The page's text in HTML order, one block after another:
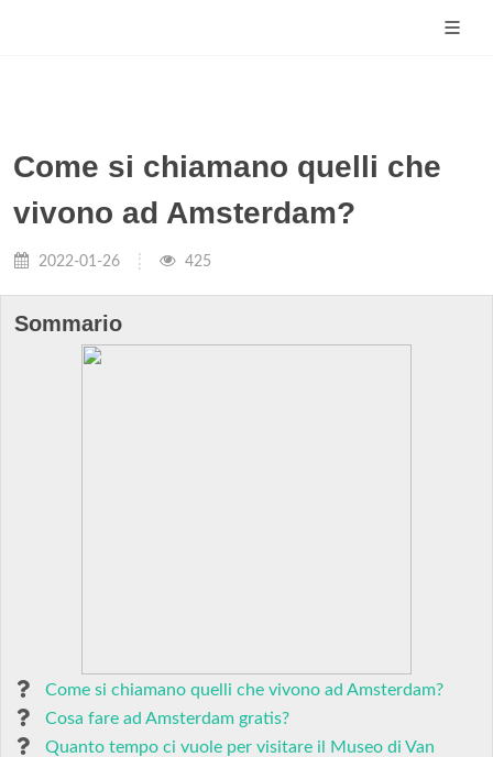
Come si chiamano quelli che
vivono ad Amsterdam?
2022-01-26 425
Sommario
Come si chiamano quelli che vivono ad Amsterdam?
Cosa fare ad Amsterdam gratis?
Quanto tempo ci vuole per visitare il Museo di Van